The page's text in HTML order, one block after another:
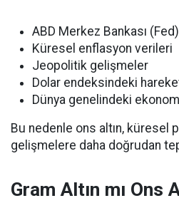
ABD Merkez Bankası
Küresel enflasyon verileri
Jeopolitik gelişmeler
Dolar endeksindeki
Dünya genelindeki
Bu nedenle ons altın, küresel
gelişmelere daha doğrudan
Gram Altın mı Ons